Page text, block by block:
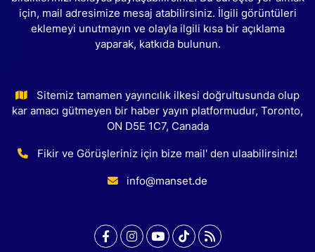
için, mail adresimize mesaj atabilirsiniz. İlgili görüntüleri
eklemeyi unutmayın ve olayla ilgili kısa bir açıklama
yaparak, katkıda bulunun.
Sitemiz tamamen yayıncılık ilkesi doğrultusunda olup
kar amacı gütmeyen bir haber yayın platformudur, Toronto,
ON D5E 1C7, Canada
Fikir ve Görüşleriniz için bize mail' den ulaabilirsiniz!
info@manset.de